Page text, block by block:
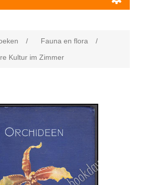
/ Fauna en flora
/
Kultur im Zimmer